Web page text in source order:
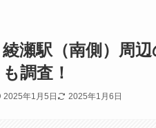
綾瀬駅（南側）周
も調査！
2025年1月5日 2025年1月6日